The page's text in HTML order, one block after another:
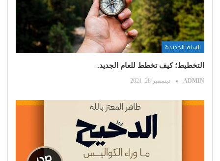
السنة الجديدة
التخطيط؛ كيف تخطط للعام الجديد.
ADMIN ديسمبر 28, 2021